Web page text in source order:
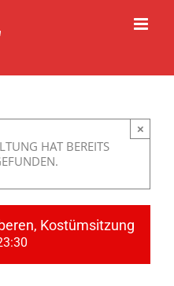
HAT BEREITS
×
Kostümsitzung